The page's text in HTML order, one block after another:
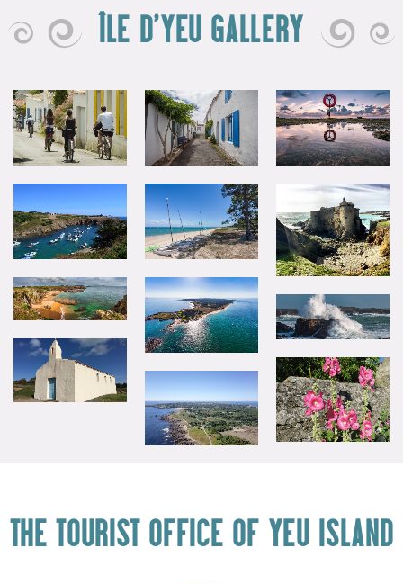
ÎLE D'YEU GALLERY
THE TOURIST OFFICE OF YEU ISLAND